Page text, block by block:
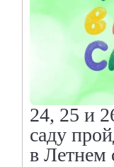
24, 25 и
саду
в Летнем